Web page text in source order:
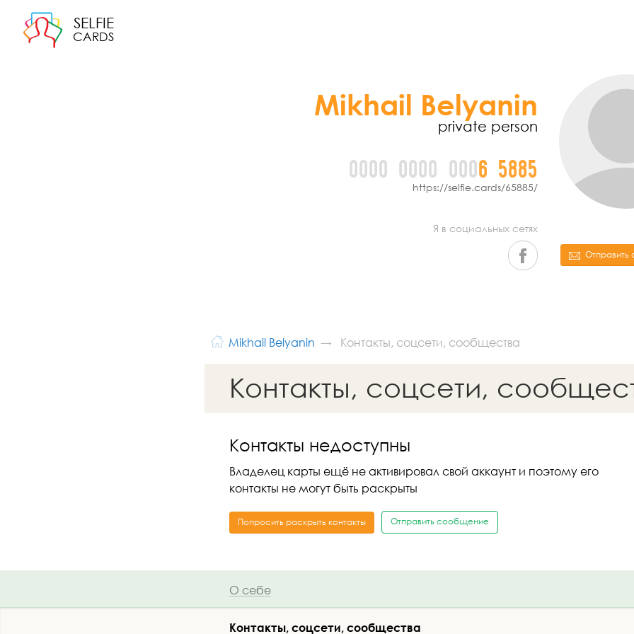
SELFIE
CARDS
Mikhail Belyanin
private person
0000 0000 0006 5885
https://selfie.cards/65885/
Я в социальных сетях
Mikhail Belyanin Контакты, соцсети, сообщества
Контакты, соцсети,
Контакты недоступны
Владелец карты ещё не активировал свой аккаунт и поэтому его
контакты не могут быть раскрыты
Попросить раскрыть контакты Отправить сообщение
О себе
Контакты, соцсети, сообщества